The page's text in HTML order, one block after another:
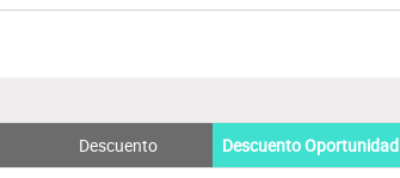
Descuento Descuento Oportunidad